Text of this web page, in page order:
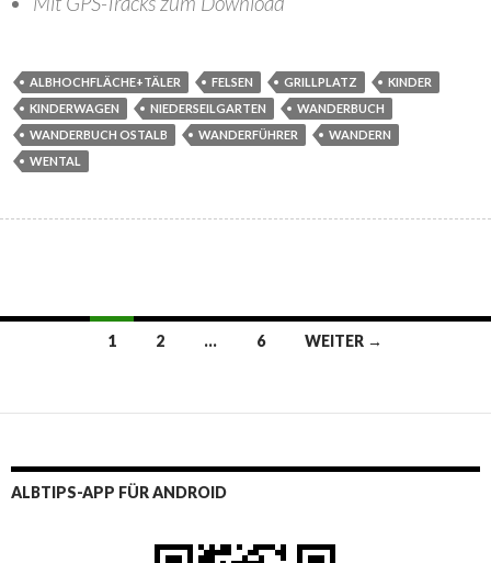
ALBHOCHFLÄCHE+TÄLER FELSEN GRILLPLATZ
KINDER
KINDERWAGEN
NIEDERSEILGARTEN
WANDERBUCH
WANDERBUCH OSTALB
WANDERFÜHRER
WANDERN
WENTAL
Beitragsnavigation
1 2 … 6 WEITER →
ALBTIPS-APP FÜR ANDROID